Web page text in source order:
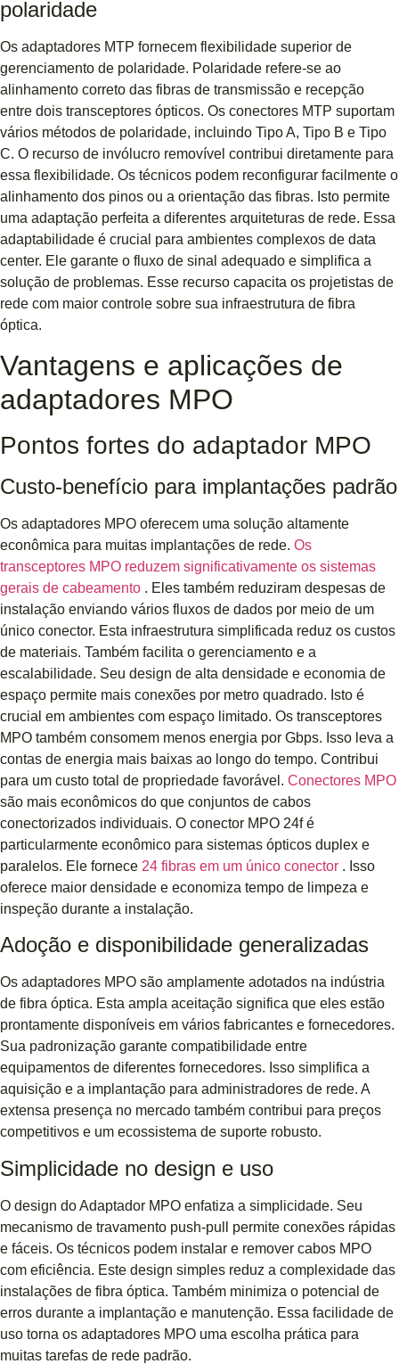
polaridade
Os adaptadores MTP fornecem flexibilidade superior de
gerenciamento de polaridade. Polaridade refere-se ao
alinhamento correto das fibras de transmissão e recepção
entre dois transceptores ópticos. Os conectores MTP suportam
vários métodos de polaridade, incluindo Tipo A, Tipo B e Tipo
C. O recurso de invólucro removível contribui diretamente para
essa flexibilidade. Os técnicos podem reconfigurar facilmente o
alinhamento dos pinos ou a orientação das fibras. Isto permite
uma adaptação perfeita a diferentes arquiteturas de rede. Essa
adaptabilidade é crucial para ambientes complexos de data
center. Ele garante o fluxo de sinal adequado e simplifica a
solução de problemas. Esse recurso capacita os projetistas de
rede com maior controle sobre sua infraestrutura de fibra
óptica.
Vantagens e aplicações de
adaptadores MPO
Pontos fortes do adaptador MPO
Custo-benefício para implantações padrão
Os adaptadores MPO oferecem uma solução altamente
econômica para muitas implantações de rede. Os
transceptores MPO reduzem significativamente os sistemas
gerais de cabeamento . Eles também reduziram despesas de
instalação enviando vários fluxos de dados por meio de um
único conector. Esta infraestrutura simplificada reduz os custos
de materiais. Também facilita o gerenciamento e a
escalabilidade. Seu design de alta densidade e economia de
espaço permite mais conexões por metro quadrado. Isto é
crucial em ambientes com espaço limitado. Os transceptores
MPO também consomem menos energia por Gbps. Isso leva a
contas de energia mais baixas ao longo do tempo. Contribui
para um custo total de propriedade favorável. Conectores MPO
são mais econômicos do que conjuntos de cabos
conectorizados individuais. O conector MPO 24f é
particularmente econômico para sistemas ópticos duplex e
paralelos. Ele fornece 24 fibras em um único conector . Isso
oferece maior densidade e economiza tempo de limpeza e
inspeção durante a instalação.
Adoção e disponibilidade generalizadas
Os adaptadores MPO são amplamente adotados na indústria
de fibra óptica. Esta ampla aceitação significa que eles estão
prontamente disponíveis em vários fabricantes e fornecedores.
Sua padronização garante compatibilidade entre
equipamentos de diferentes fornecedores. Isso simplifica a
aquisição e a implantação para administradores de rede. A
extensa presença no mercado também contribui para preços
competitivos e um ecossistema de suporte robusto.
Simplicidade no design e uso
O design do Adaptador MPO enfatiza a simplicidade. Seu
mecanismo de travamento push-pull permite conexões rápidas
e fáceis. Os técnicos podem instalar e remover cabos MPO
com eficiência. Este design simples reduz a complexidade das
instalações de fibra óptica. Também minimiza o potencial de
erros durante a implantação e manutenção. Essa facilidade de
uso torna os adaptadores MPO uma escolha prática para
muitas tarefas de rede padrão.